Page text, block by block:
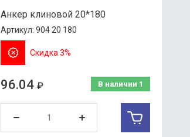
Анкер клиновой 20*180
Артикул: 904 20 180
Скидка 3%
В наличии 1
96.04 ₽